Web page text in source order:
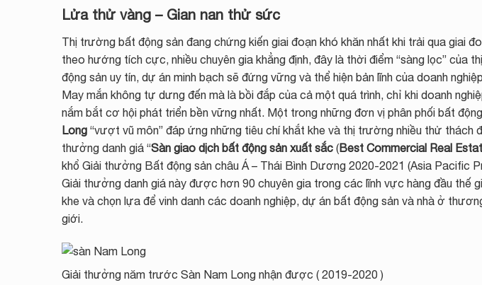
Lửa thử vàng – Gian nan thử sức
Thị trường bất động sản đang chứng kiến giai đoạn khó khăn nhất khi trải qua giai
theo hướng tích cực, nhiều chuyên gia khẳng định, đây là thời điểm “sàng lọc” của
động sản uy tín, dự án minh bạch sẽ đứng vững và thể hiện bản lĩnh của doanh
May mắn không tự dưng đến mà là bồi đắp của cả một quá trình, chỉ khi doanh
nắm bắt cơ hội phát triển bền vững nhất. Một trong những đơn vị phân phối bất
Long “vượt vũ môn” đáp ứng những tiêu chí khắt khe và thị trường nhiều thử
thưởng danh giá “Sàn giao dịch bất động sản xuất sắc (Best Commercial Real
khổ Giải thưởng Bất động sản châu Á – Thái Bình Dương 2020-2021 (Asia Pacific
Giải thưởng danh giá này được hơn 90 chuyên gia trong các lĩnh vực hàng đầu thế
khe và chọn lựa để vinh danh các doanh nghiệp, dự án bất động sản và nhà ở
giới.
Giải thưởng năm trước Sàn Nam Long nhận được ( 2019-2020 )